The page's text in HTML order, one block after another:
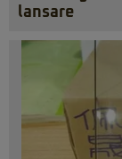
lansare